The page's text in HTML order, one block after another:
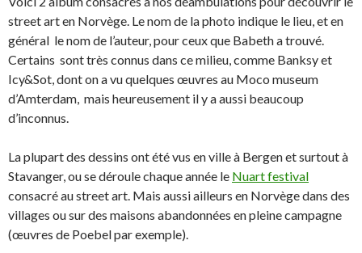
street art en Norvège. Le nom de la photo indique le lieu, et en
général le nom de l’auteur, pour ceux que Babeth a trouvé.
Certains sont très connus dans ce milieu, comme Banksy et
Icy&Sot, dont on a vu quelques œuvres au Moco museum
d’Amterdam, mais heureusement il y a aussi beaucoup
d’inconnus.
La plupart des dessins ont été vus en ville à Bergen et surtout à
Stavanger, ou se déroule chaque année le Nuart festival
consacré au street art. Mais aussi ailleurs en Norvège dans des
villages ou sur des maisons abandonnées en pleine campagne
(œuvres de Poebel par exemple).